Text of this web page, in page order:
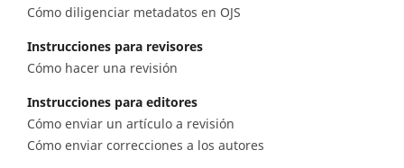
Cómo diligenciar metadatos en OJS
Instrucciones para revisores
Cómo hacer una revisión
Instrucciones para editores
Cómo enviar un artículo a revisión
Cómo enviar correcciones a los autores